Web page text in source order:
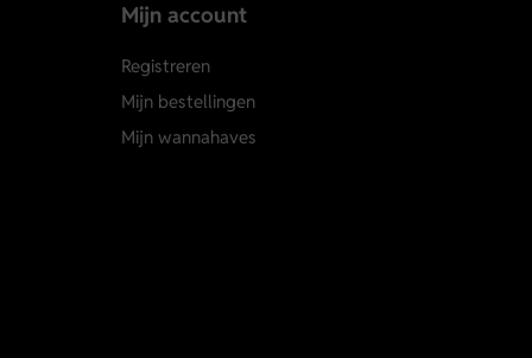
Mijn account
Registreren
Mijn bestellingen
Mijn wannahaves